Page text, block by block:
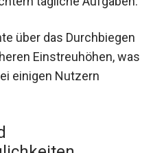
über das Durchbiegen
Einstreuhöhen, was
einigen Nutzern